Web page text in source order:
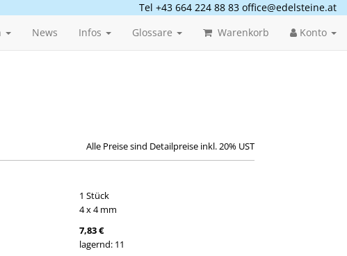
Tel +43 664 224 88 83 office@edelsteine.at
News Infos Glossare Warenkorb Konto
Alle Preise sind Detailpreise inkl. 20% UST
1 Stück
4 x 4 mm
7,83 €
lagernd: 11